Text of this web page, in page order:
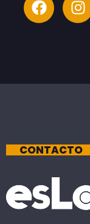
CONTACTO